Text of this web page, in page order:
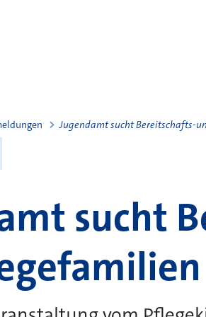
Jugendamt sucht Bereitschafts-
sucht